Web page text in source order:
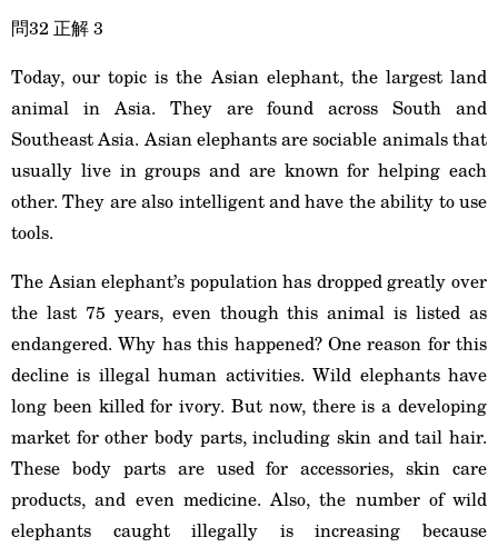
問32 正解 3
Today, our topic is the Asian elephant, the largest land
animal in Asia. They are found across South and
Southeast Asia. Asian elephants are sociable animals that
usually live in groups and are known for helping each
other. They are also intelligent and have the ability to use
tools.
The Asian elephant’s population has dropped greatly over
the last 75 years, even though this animal is listed as
endangered. Why has this happened? One reason for this
decline is illegal human activities. Wild elephants have
long been killed for ivory. But now, there is a developing
market for other body parts, including skin and tail hair.
These body parts are used for accessories, skin care
products, and even medicine. Also, the number of wild
elephants caught illegally is increasing because